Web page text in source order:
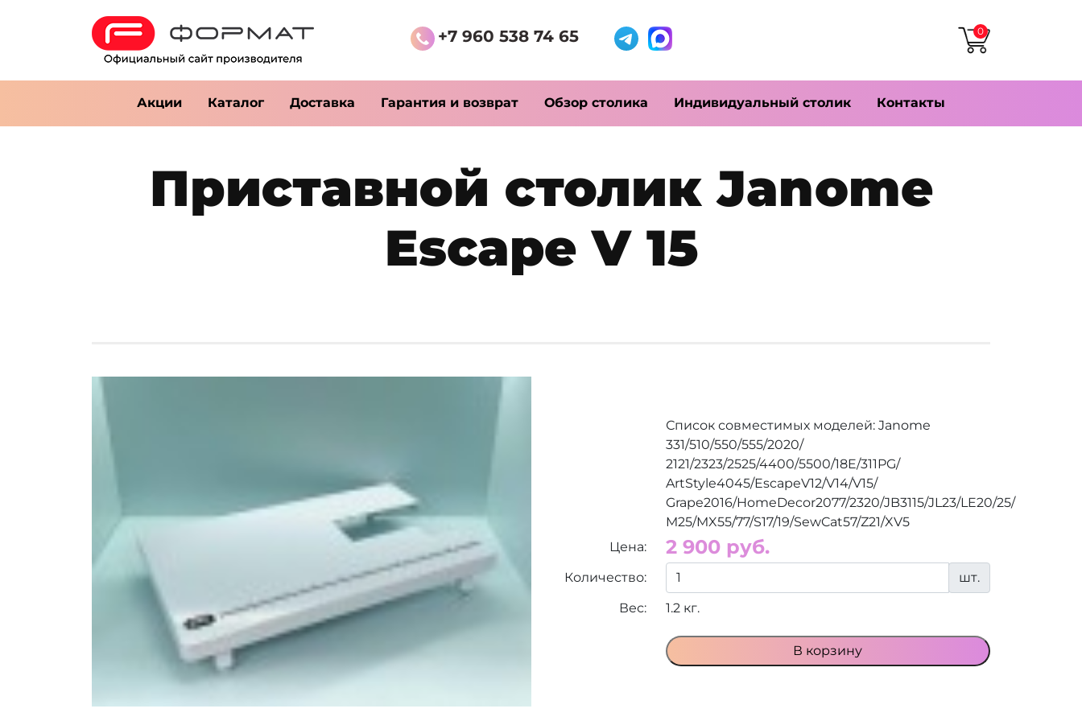
+7 960 538 74 65 0
Акции Каталог Доставка Гарантия и возврат Обзор столика Индивидуальный столик Контакты
Приставной столик Janome
Escape V 15
Список совместимых моделей: Janome
331/510/550/555/2020/
2121/2323/2525/4400/5500/18E/311PG/
ArtStyle4045/EscapeV12/V14/V15/
Grape2016/HomeDecor2077/2320/JB3115/JL23/LE20/25/
M25/MX55/77/S17/19/SewCat57/Z21/XV5
Цена:
2 900 руб.
Количество:
шт.
Вес:
1.2 кг.
В корзину